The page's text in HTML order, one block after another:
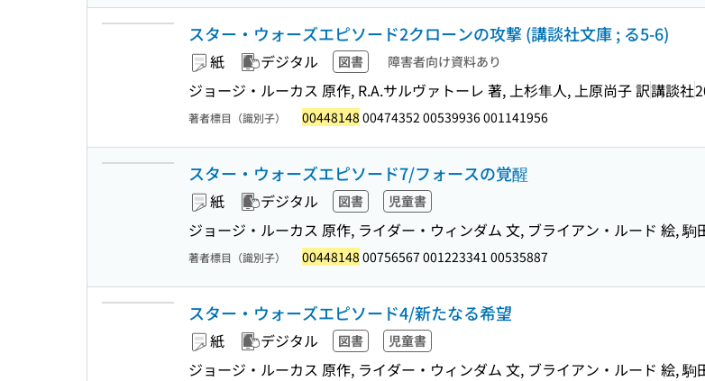
スター・ウォーズエピソード2クローンの攻撃 (講談社文庫 ; る5-6)
紙 デジタル 図書 障害者向け資料あり
ジョージ・ルーカス 原作, R.A.サルヴァトーレ 著, 上杉隼人, 上原尚子 訳講談社
著者標目（識別子） 00448148 00474352 00539936 001141956
スター・ウォーズエピソード7/フォースの覚醒
紙 デジタル 図書 児童書
ジョージ・ルーカス 原作, ライダー・ウィンダム 文, ブライアン・ルード 絵, 駒
著者標目（識別子） 00448148 00756567 001223341 00535887
スター・ウォーズエピソード4/新たなる希望
紙 デジタル 図書 児童書
ジョージ・ルーカス 原作, ライダー・ウィンダム 文, ブライアン・ルード 絵, 駒